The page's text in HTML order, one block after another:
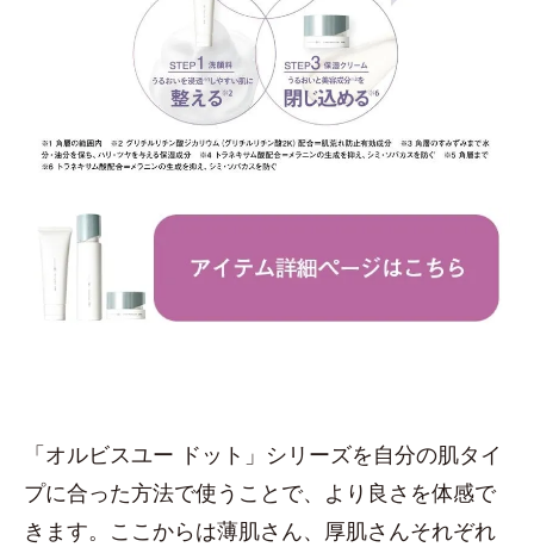
「オルビスユー ドット」シリーズを自分の肌タイ
プに合った方法で使うことで、より良さを体感で
きます。ここからは薄肌さん、厚肌さんそれぞれ